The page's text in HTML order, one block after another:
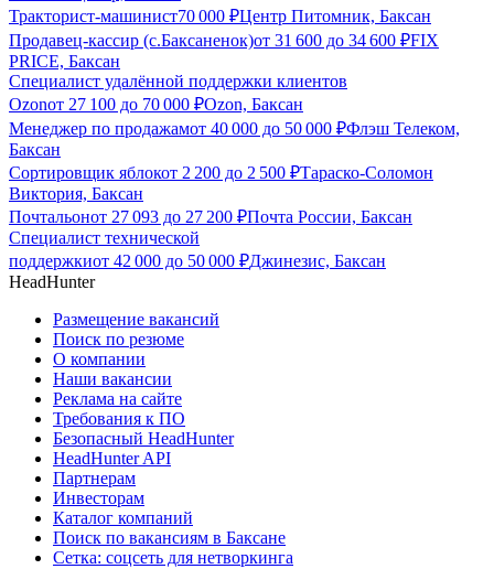
Тракторист-машинист70 000 ₽Центр Питомник, Баксан
Продавец-кассир (с.Баксаненок)от 31 600 до 34 600 ₽FIX
PRICE, Баксан
Специалист удалённой поддержки клиентов
Ozonот 27 100 до 70 000 ₽Ozon, Баксан
Менеджер по продажамот 40 000 до 50 000 ₽Флэш Телеком,
Баксан
Сортировщик яблокот 2 200 до 2 500 ₽Тараско-Соломон
Виктория, Баксан
Почтальонот 27 093 до 27 200 ₽Почта России, Баксан
Специалист технической
поддержкиот 42 000 до 50 000 ₽Джинезис, Баксан
HeadHunter
Размещение вакансий
Поиск по резюме
О компании
Наши вакансии
Реклама на сайте
Требования к ПО
Безопасный HeadHunter
HeadHunter API
Партнерам
Инвесторам
Каталог компаний
Поиск по вакансиям в Баксане
Сетка: соцсеть для нетворкинга